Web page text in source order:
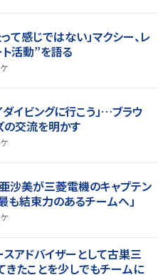
て感じではない」マクシー、レ
活動”を語る
ダイビングに行こう」…ブラウ
の交流を明かす
沙美が三菱電機のキャプテン
も結束力のあるチームへ」
アドバイザーとして古巣三
たことを少しでもチームに